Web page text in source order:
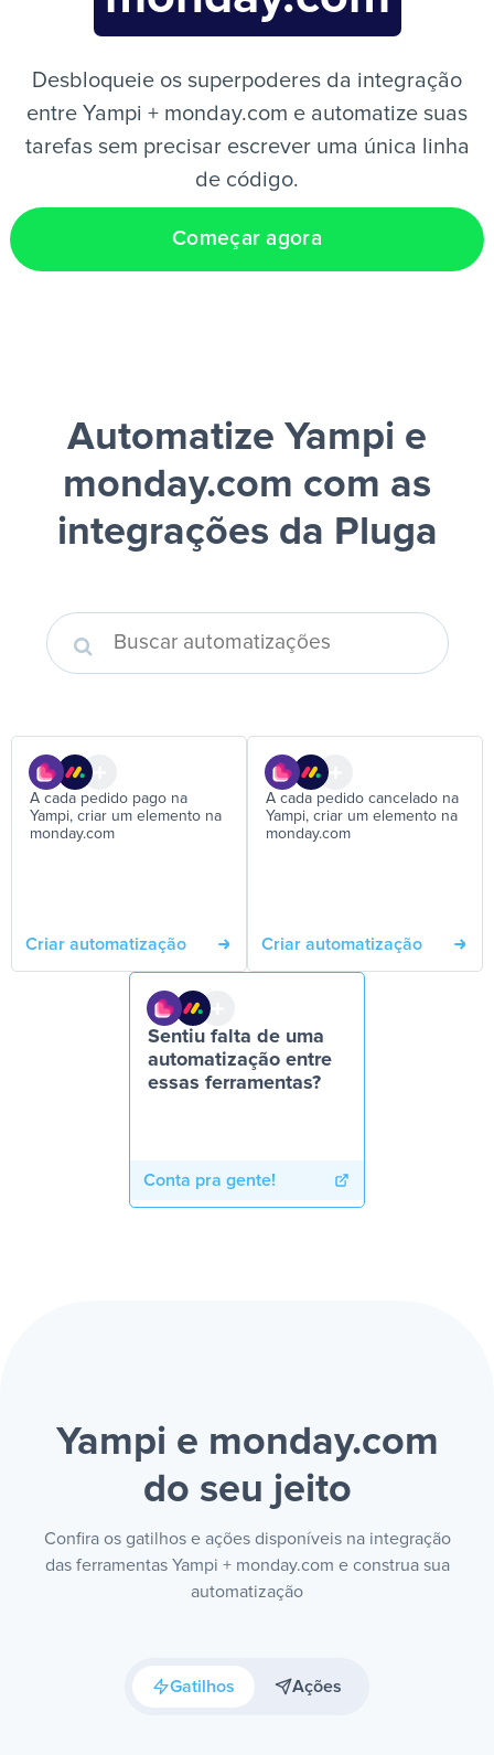
Desbloqueie os superpoderes da integração
entre Yampi + monday.com e automatize suas
tarefas sem precisar escrever uma única linha
de código.
Começar agora
Automatize Yampi e
monday.com com as
integrações da Pluga
A cada pedido pago na
Yampi, criar um elemento na
monday.com
Criar automatização
A cada pedido cancelado na
Yampi, criar um elemento na
monday.com
Criar automatização
Sentiu falta de uma
automatização entre
essas ferramentas?
Conta pra gente!
Yampi e monday.com
do seu jeito
Confira os gatilhos e ações disponíveis na integração
das ferramentas Yampi + monday.com e construa sua
automatização
Gatilhos Ações